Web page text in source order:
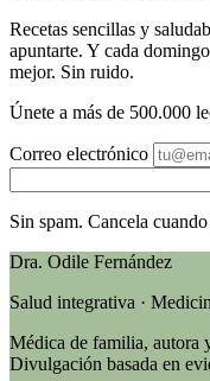
Recetas sencillas y
apuntarte. Y cada
mejor. Sin ruido.
Únete a más de 500.000
Correo electrónico
Sin spam. Cancela
Dra. Odile Fernández
Salud integrativa ·
Médica de familia, autora
Divulgación basada en